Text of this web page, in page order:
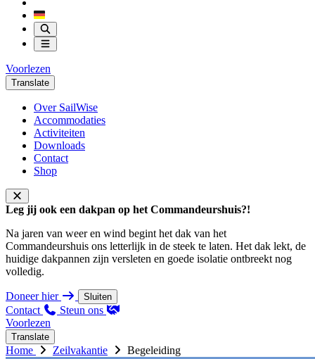
Voorlezen
Translate
Over SailWise
Accommodaties
Activiteiten
Downloads
Contact
Shop
Leg jij ook een dakpan op het Commandeurshuis?!
Na jaren van weer en wind begint het dak van het
Commandeurshuis ons letterlijk in de steek te laten. Het dak lekt, de
huidige dakpannen zijn versleten en goede isolatie ontbreekt nog
volledig.
Doneer hier Sluiten
Contact
Steun ons
Voorlezen
Translate
Home Zeilvakantie Begeleiding